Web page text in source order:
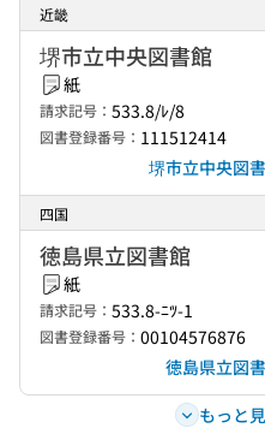
近畿
堺市立中央図書館
紙
請求記号： 533.8/ﾚ/8
図書登録番号： 111512414
堺市立中央図
四国
徳島県立図書館
紙
請求記号： 533.8-ﾆﾂ-1
図書登録番号： 00104576876
徳島県立図
もっと